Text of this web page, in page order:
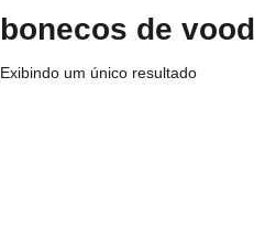
bonecos de
Exibindo um único resultado